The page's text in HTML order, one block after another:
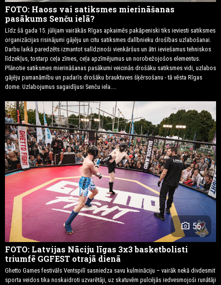
FOTO: Haoss vai satiksmes mierināšanas
pasākums Senču ielā?
Līdz šā gada 15. jūlijam vairākās Rīgas apkaimēs pakāpeniski tiks ieviesti satiksmes
organizācijas risinājumi gājēju un citu satiksmes dalībnieku drošības uzlabošanai.
Darbu laikā paredzēts izmantot salīdzinoši vienkāršus un ātri ieviešamus tehniskos
līdzekļus, tostarp ceļa zīmes, ceļa apzīmējumus un norobežojošos elementus.
Plānotie satiksmes mierināšanas pasākumi veicinās drošāku satiksmes vidi, uzlabos
gājēju pamanāmību un padarīs drošāku brauktuves šķērsošanu - tā vēsta Rīgas
dome. Uzlabojumus sagaidījusi Senču iela....
photo_camera 56
FOTO: Latvijas Nāciju līgas 3x3 basketbolisti
triumfē GGFEST otrajā dienā
Ghetto Games festivāls Ventspilī sasniedza savu kulmināciju – vairāk nekā divdesmit
sporta veidos tika noskaidroti uzvarētāji, uz skatuvēm pulcējās iedvesmojoši runātāji